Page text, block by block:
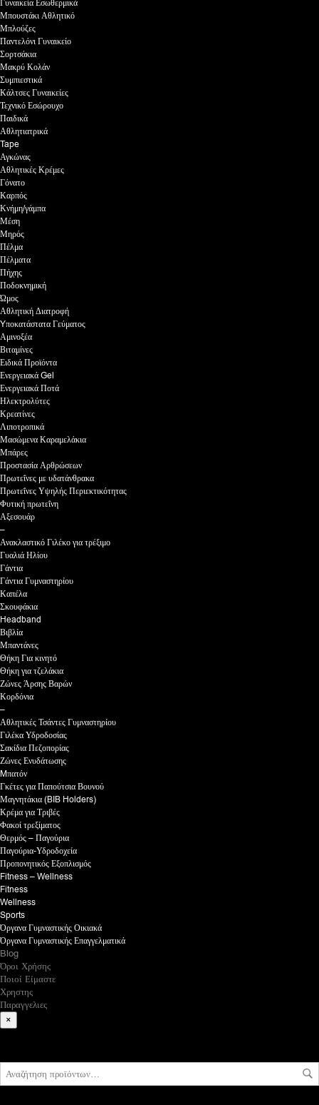
Γυναικεία Εσωθερμικά
Μπουστάκι Αθλητικό
Μπλούζες
Παντελόνι Γυναικείο
Σορτσάκια
Μακρύ Κολάν
Συμπιεστικά
Κάλτσες Γυναικείες
Τεχνικό Εσώρουχο
Παιδικά
Αθλητιατρικά
Tape
Αγκώνας
Αθλητικές Κρέμες
Γόνατο
Καρπός
Κνήμη/γάμπα
Μέση
Μηρός
Πέλμα
Πέλματα
Πήχης
Ποδοκνημική
Ώμος
Αθλητική Διατροφή
Yποκατάστατα Γεύματος
Αμινοξέα
Βιταμίνες
Ειδικά Προϊόντα
Ενεργειακά Gel
Ενεργειακά Ποτά
Ηλεκτρολύτες
Κρεατίνες
Λιποτροπικά
Μασώμενα Καραμελάκια
Μπάρες
Προστασία Αρθρώσεων
Πρωτεΐνες με υδατάνθρακα
Πρωτεΐνες Υψηλής Περιεκτικότητας
Φυτική πρωτεΐνη
Αξεσουάρ
–
Ανακλαστικό Γιλέκο για τρέξιμο
Γυαλιά Ηλίου
Γάντια
Γάντια Γυμναστηρίου
Καπέλα
Σκουφάκια
Headband
Βιβλία
Μπαντάνες
Θήκη Για κινητό
Θήκη για τζελάκια
Ζώνες Άρσης Βαρών
Κορδόνια
–
Αθλητικές Τσάντες Γυμναστηρίου
Γιλέκα Υδροδοσίας
Σακίδια Πεζοπορίας
Ζώνες Ενυδάτωσης
Mπατόν
Γκέτες για Παπούτσια Βουνού
Μαγνητάκια (BIB Holders)
Κρέμα για Τριβές
Φακοί τρεξίματος
Θερμός – Παγούρια
Παγούρια-Υδροδοχεία
Προπονητικός Εξοπλισμός
Fitness – Wellness
Fitness
Wellness
Sports
Όργανα Γυμναστικής Οικιακά
Όργανα Γυμναστικής Επαγγελματικά
Blog
Όροι Χρήσης
Ποιοί Είμαστε
Χρηστης
Παραγγελιες
×